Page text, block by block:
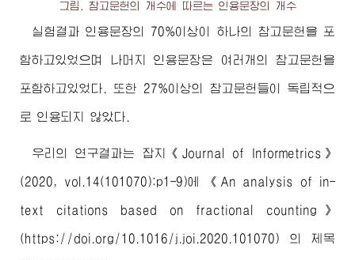
그림. 참고문헌의 개수에 따르는 인용문장의 개수
실험결과 인용문장의 70%이상이 하나의 참고문헌을 포
함하고있었으며 나머지 인용문장은 여러개의 참고문헌을
포함하고있었다. 또한 27%이상의 참고문헌들이 독립적으
로 인용되지 않았다.
우리의 연구결과는 잡지《Journal of Informetrics》
(2020, vol.14(101070):p1-9)에 《An analysis of in-
text citations based on fractional counting》
(https://doi.org/10.1016/j.joi.2020.101070) 의 제목